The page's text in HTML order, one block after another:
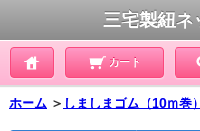
三宅製紐ネ
カート
ホーム ＞ しましまゴム（10ｍ巻）